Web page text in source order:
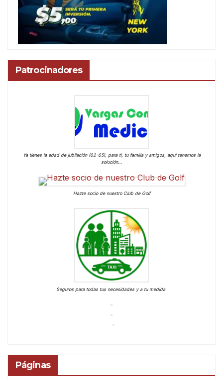
Patrocinadores
Ya tienes la edad de jubilación (62-65), para ti, tu familia y amigos, aquí tenemos la
solución…
Hazte socio de nuestro Club de Golf
Seguros para todas tus necesidades y a tu medida.
Páginas